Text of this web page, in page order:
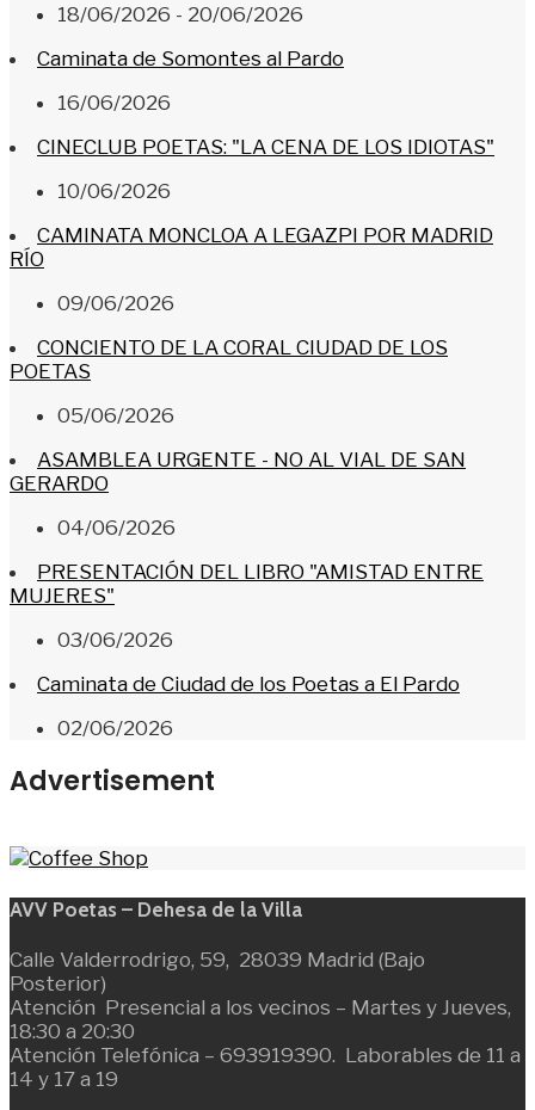
18/06/2026 - 20/06/2026
Caminata de Somontes al Pardo
16/06/2026
CINECLUB POETAS: "LA CENA DE LOS IDIOTAS"
10/06/2026
CAMINATA MONCLOA A LEGAZPI POR MADRID
RÍO
09/06/2026
CONCIENTO DE LA CORAL CIUDAD DE LOS
POETAS
05/06/2026
ASAMBLEA URGENTE - NO AL VIAL DE SAN
GERARDO
04/06/2026
PRESENTACIÓN DEL LIBRO "AMISTAD ENTRE
MUJERES"
03/06/2026
Caminata de Ciudad de los Poetas a El Pardo
02/06/2026
Advertisement
AVV Poetas – Dehesa de la Villa
Calle Valderrodrigo, 59, 28039 Madrid (Bajo
Posterior)
Atención Presencial a los vecinos – Martes y Jueves,
18:30 a 20:30
Atención Telefónica – 693919390. Laborables de 11 a
14 y 17 a 19